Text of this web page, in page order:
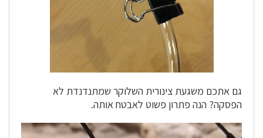
גם אתכם משגעת צינורית השלוקר שמתנדנדת לא
הפסקה? הנה פתרון פשוט לאבטח אותה.